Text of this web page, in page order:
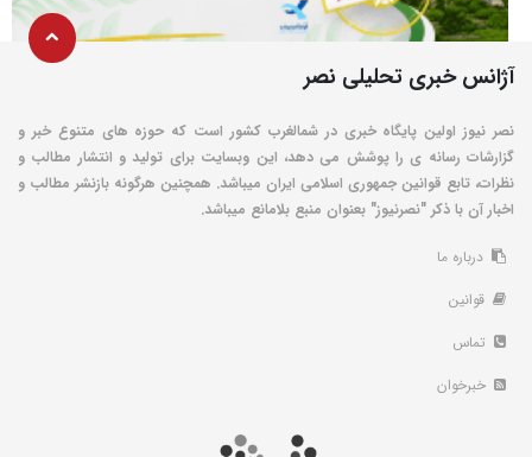
آژانس خبری تحلیلی نصر
نصر نیوز اولین پایگاه خبری در شمالغرب کشور است که حوزه های متنوع خبر و
گزارشات رسانه ی را پوشش می دهد، این وبسایت برای تولید و انتشار مطالب و
نظرات، تابع قوانین جمهوری اسلامی ایران میباشد. همچنین هرگونه بازنشر مطالب و
اخبار آن با ذکر "نصرنیوز" بعنوان منبع بلامانع میباشد.
درباره ما
قوانین
تماس
خبرخوان